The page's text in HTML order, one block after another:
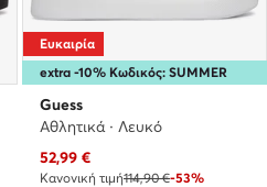
extra -10% Κωδικός: SUMMER
Ευκαιρία
Guess
Αθλητικά · Λευκό
Τρέχουσα τιμή
52,99 €
Κανονική τιμή114,90 €-53%